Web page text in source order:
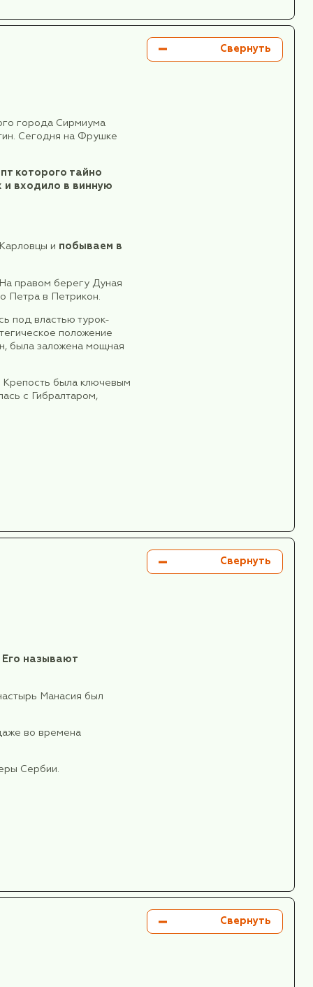
столичными локациями:
музея,
сербского государства.
«город в городе».
Уроженец местного города Сирмиума
лозу в деревне Нештин. Сегодня на Фрушке
Сербии”.
точный рецепт которого тайно
и британском дворах и входило в винную
с городом Сремски-Карловцы и
затем — римлянами. На правом берегу Дуная
в честь святого Петра в Петрикон.
занимающее стратегическое положение
находился Петрикон, была заложена мощная
венграми. Крепость была